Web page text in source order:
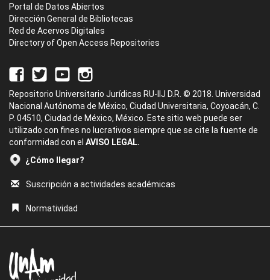
Portal de Datos Abiertos
Dirección General de Bibliotecas
Red de Acervos Digitales
Directory of Open Access Repositories
Repositorio Universitario Jurídicas RU-IIJ D.R. © 2018. Universidad
Nacional Autónoma de México, Ciudad Universitaria, Coyoacán, C.
P. 04510, Ciudad de México, México. Este sitio web puede ser
utilizado con fines no lucrativos siempre que se cite la fuente de
conformidad con el AVISO LEGAL.
¿Cómo llegar?
Suscripción a actividades académicas
Normatividad